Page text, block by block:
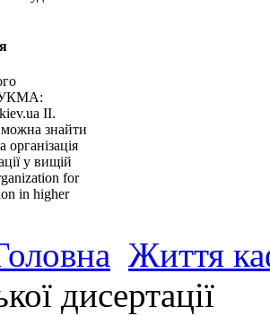
ІІ.
знайти
організація
у вищій
for
in higher
Життя
дисертації